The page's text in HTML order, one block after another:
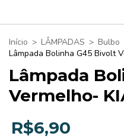
Início > LÂMPADAS > Bulbo
Lâmpada Bolinha G45 Bivolt
Lâmpada
Vermelho-
R$6,90